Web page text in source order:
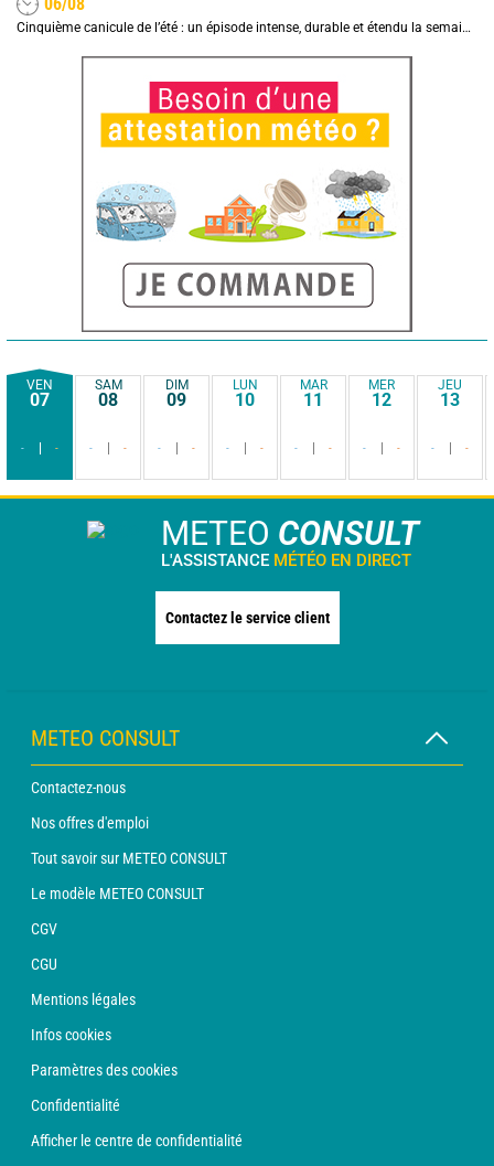
Cinquième canicule de l’été : un épisode intense, durable et étendu la semaine prochaine
VEN
07
- -
SAM
08
- -
DIM
09
- -
LUN
10
- -
MAR
11
- -
MER
12
- -
JEU
13
- -
METEO CONSULT
L'ASSISTANCE MÉTÉO EN DIRECT
Contactez le service client
METEO CONSULT
Contactez-nous
Nos offres d'emploi
Tout savoir sur METEO CONSULT
Le modèle METEO CONSULT
CGV
CGU
Mentions légales
Infos cookies
Paramètres des cookies
Confidentialité
Afficher le centre de confidentialité